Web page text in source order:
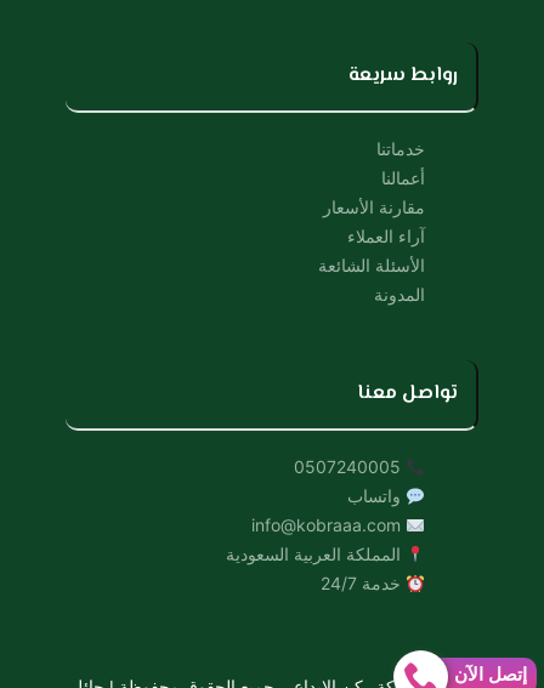
روابط سريعة
خدماتنا
أعمالنا
مقارنة الأسعار
آراء العملاء
الأسئلة الشائعة
المدونة
تواصل معنا
واتساب
المملكة العربية السعودية
خدمة 24/7
إتصل الآن